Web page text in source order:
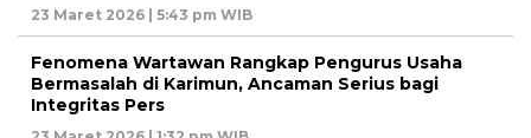
23 Maret 2026 | 5:43 pm WIB
Fenomena Wartawan Rangkap Pengurus Usaha
Bermasalah di Karimun, Ancaman Serius bagi
Integritas Pers